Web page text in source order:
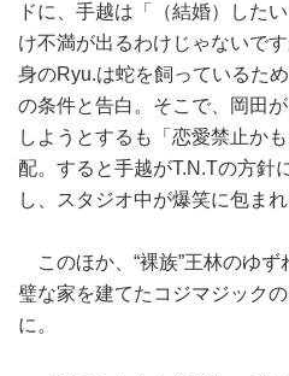
ドに、手越は「（結婚）した
け不満が出るわけじゃないで
身のRyu.は蛇を飼っているた
の条件と告白。そこで、岡田
しようとするも「恋愛禁止か
配。すると手越がT.N.Tの方針
し、スタジオ中が爆笑に包まれ
このほか、“裸族”王林のゆ
璧な家を建てたコジマジック
に。